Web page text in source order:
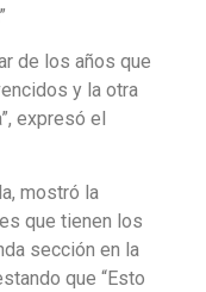
de los años que
y la otra
expresó el
mostró la
que tienen los
sección en la
que “Esto